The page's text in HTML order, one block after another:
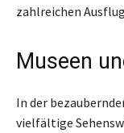
zahlreichen
Museen
In der
vielfältige